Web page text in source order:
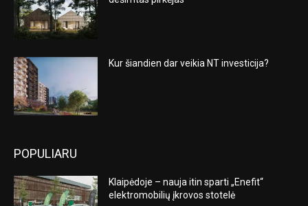
Kur šiandien dar veikia NT investicija?
POPULIARU
Klaipėdoje – nauja itin sparti „Enefit“
elektromobilių įkrovos stotelė